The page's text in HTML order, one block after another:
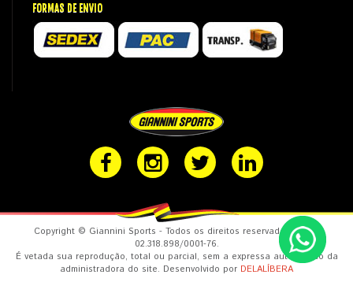
FORMAS DE ENVIO
Copyright © Giannini Sports - Todos os direitos reservados. CNPJ:
02.318.898/0001-76.
É vetada sua reprodução, total ou parcial, sem a expressa autorização da
administradora do site. Desenvolvido por DELALÍBERA